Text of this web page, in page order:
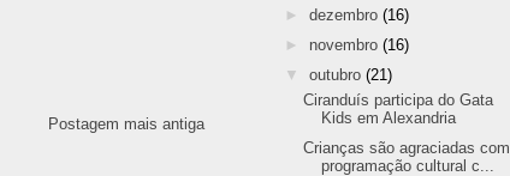
Postagem mais antiga
► dezembro (16)
► novembro (16)
▼ outubro (21)
Ciranduís participa do Gata
Kids em Alexandria
Crianças são agraciadas com
programação cultural c...